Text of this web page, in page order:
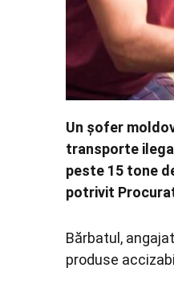
Un șofer
transporte
peste 15 tone
potrivit
Bărbatul,
produse